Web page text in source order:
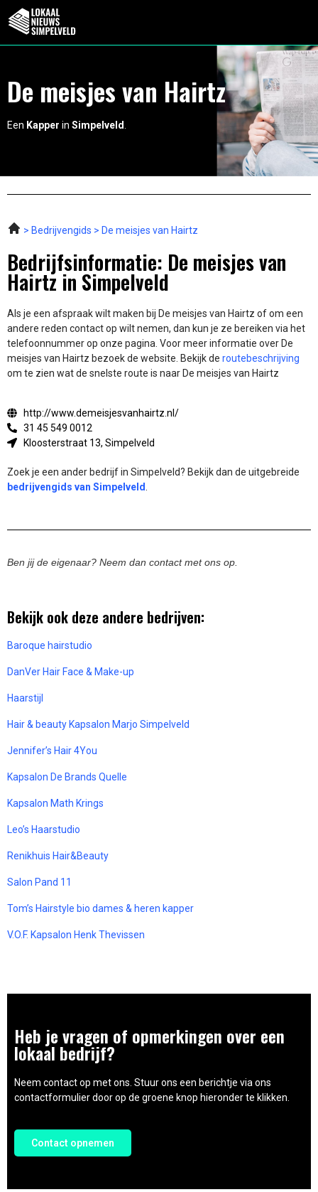
De meisjes van Hairtz
Een Kapper in Simpelveld
Bedrijvengids De meisjes van Hairtz
Bedrijfsinformatie: De meisjes van
Hairtz in Simpelveld
Als je een afspraak wilt maken bij De meisjes van Hairtz of om een
andere reden contact op wilt nemen, dan kun je ze bereiken via het
telefoonnummer op onze pagina. Voor meer informatie over De
meisjes van Hairtz bezoek de website. Bekijk de routebeschrijving
om te zien wat de snelste route is naar De meisjes van Hairtz
http://www.demeisjesvanhairtz.nl/
31 45 549 0012
Kloosterstraat 13, Simpelveld
Zoek je een ander bedrijf in Simpelveld? Bekijk dan de uitgebreide
bedrijvengids van Simpelveld
Ben jij de eigenaar? Neem dan contact met ons op.
Bekijk ook deze andere bedrijven:
Baroque hairstudio
DanVer Hair Face & Make-up
Haarstijl
Hair & beauty Kapsalon Marjo Simpelveld
Jennifer’s Hair 4You
Kapsalon De Brands Quelle
Kapsalon Math Krings
Leo’s Haarstudio
Renikhuis Hair&Beauty
Salon Pand 11
Tom’s Hairstyle bio dames & heren kapper
V.O.F. Kapsalon Henk Thevissen
Heb je vragen of opmerkingen over een
lokaal bedrijf?
Neem contact op met ons. Stuur ons een berichtje via ons
contactformulier door op de groene knop hieronder te klikken.
Contact opnemen